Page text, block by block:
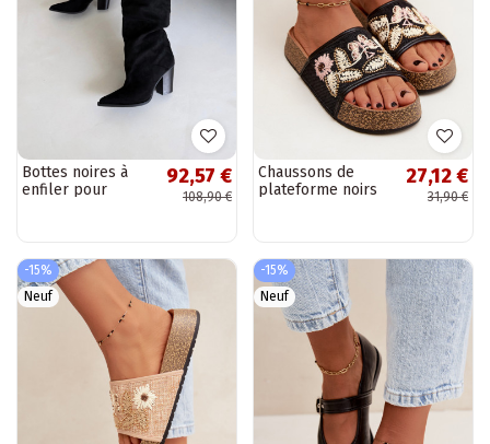
Bottes noires à
enfiler pour
92,57 €
108,90 €
Chaussons de
plateforme noirs
27,12 €
31,90 €
-15%
Neuf
-15%
Neuf